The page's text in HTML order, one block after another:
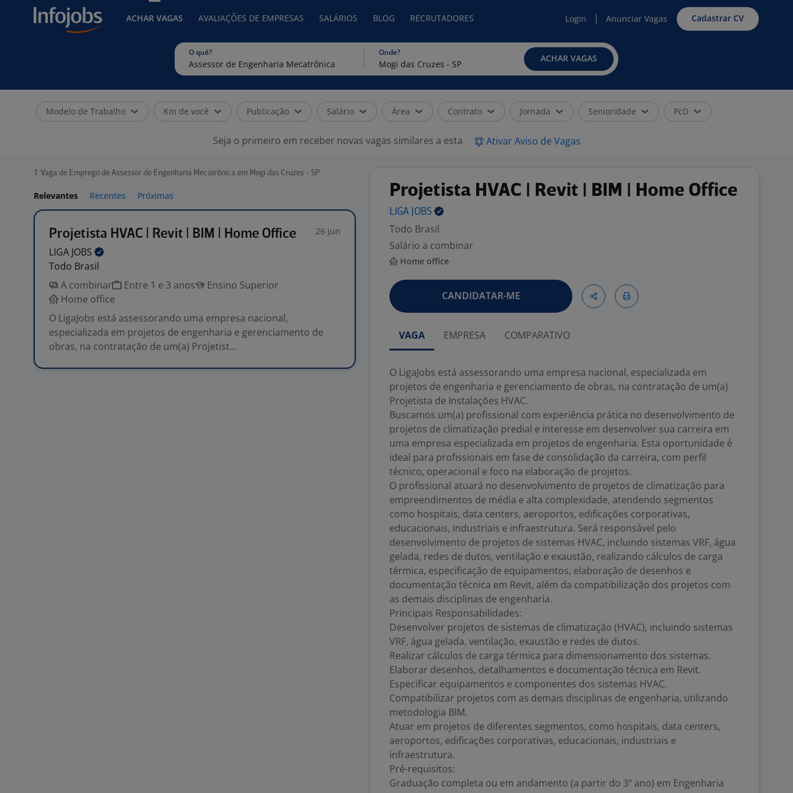
ACHAR VAGAS AVALIAÇÕES DE EMPRESAS SALÁRIOS BLOG RECRUTADORES Login Anunciar Vagas Cadastrar CV
O quê? Onde?
ACHAR VAGAS
Modelo de Trabalho Km de você Publicação Salário Área Contrato Jornada Senioridade PcD
Seja o primeiro em receber novas vagas similares a esta Ativar Aviso de Vagas
1 Vaga de Emprego de Assessor de Engenharia Mecatrônica em Mogi das Cruzes - SP
Relevantes Recentes Próximas
Projetista HVAC | Revit | BIM | Home Office 26 jun
LIGA JOBS
Todo Brasil
A combinar
Entre 1 e 3 anos
Ensino Superior
Home office
O LigaJobs está assessorando uma empresa nacional,
especializada em projetos de engenharia e gerenciamento de
obras, na contratação de um(a) Projetist...
Projetista HVAC | Revit | BIM | Home Office
LIGA JOBS
Todo Brasil
Salário a combinar
Home office
CANDIDATAR-ME
VAGA EMPRESA COMPARATIVO
O LigaJobs está assessorando uma empresa nacional, especializada em
projetos de engenharia e gerenciamento de obras, na contratação de um(a)
Projetista de Instalações HVAC.
Buscamos um(a) profissional com experiência prática no desenvolvimento de
projetos de climatização predial e interesse em desenvolver sua carreira em
uma empresa especializada em projetos de engenharia. Esta oportunidade é
ideal para profissionais em fase de consolidação da carreira, com perfil
técnico, operacional e foco na elaboração de projetos.
O profissional atuará no desenvolvimento de projetos de climatização para
empreendimentos de média e alta complexidade, atendendo segmentos
como hospitais, data centers, aeroportos, edificações corporativas,
educacionais, industriais e infraestrutura. Será responsável pelo
desenvolvimento de projetos de sistemas HVAC, incluindo sistemas VRF, água
gelada, redes de dutos, ventilação e exaustão, realizando cálculos de carga
térmica, especificação de equipamentos, elaboração de desenhos e
documentação técnica em Revit, além da compatibilização dos projetos com
as demais disciplinas de engenharia.
Principais Responsabilidades:
Desenvolver projetos de sistemas de climatização (HVAC), incluindo sistemas
VRF, água gelada, ventilação, exaustão e redes de dutos.
Realizar cálculos de carga térmica para dimensionamento dos sistemas.
Elaborar desenhos, detalhamentos e documentação técnica em Revit.
Especificar equipamentos e componentes dos sistemas HVAC.
Compatibilizar projetos com as demais disciplinas de engenharia, utilizando
metodologia BIM.
Atuar em projetos de diferentes segmentos, como hospitais, data centers,
aeroportos, edificações corporativas, educacionais, industriais e
infraestrutura.
Pré-requisitos:
Graduação completa ou em andamento (a partir do 3º ano) em Engenharia